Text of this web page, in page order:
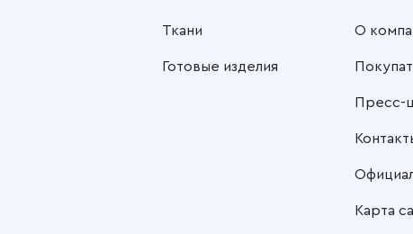
Ткани
Готовые изделия
О
Пресс-
Карта